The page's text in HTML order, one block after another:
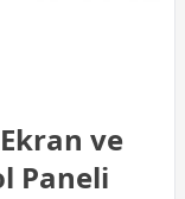
ve
Paneli